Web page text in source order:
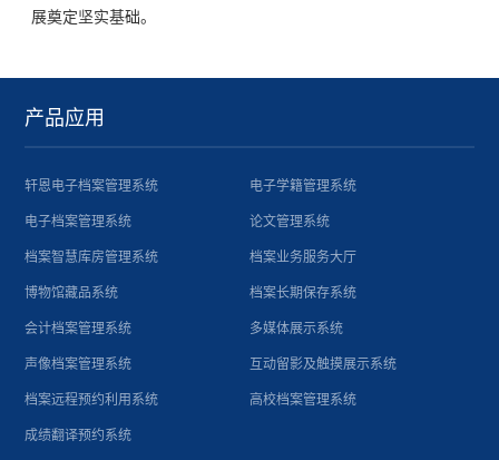
展奠定坚实基础。
产品应用
轩恩电子档案管理系统
电子档案管理系统
档案智慧库房管理系统
博物馆藏品系统
会计档案管理系统
声像档案管理系统
档案远程预约利用系统
成绩翻译预约系统
电子学籍管理系统
论文管理系统
档案业务服务大厅
档案长期保存系统
多媒体展示系统
互动留影及触摸展示系统
高校档案管理系统